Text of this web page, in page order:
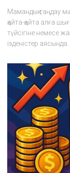
Мамандық таңдау
қайта-қайта алға
түйсігіне немесе
ізденістер аясында...